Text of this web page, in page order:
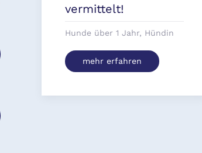
vermittelt!
Hunde über 1 Jahr, Hündin
mehr erfahren